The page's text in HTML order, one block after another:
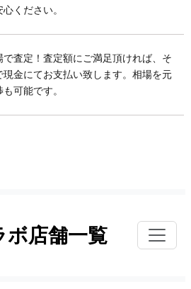
心ください。
で査定！査定額にご満足頂ければ、 そ
現金にてお支払い致します。相場を元
も可能です。
ボ店舗一覧